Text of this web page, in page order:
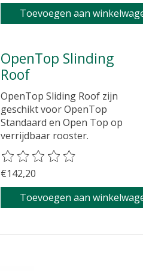
Toevoegen aan
OpenTop Slinding
Roof
OpenTop Sliding Roof zijn
geschikt voor OpenTop
Standaard en Open Top op
verrijdbaar rooster.
De beoordeling van dit
€142,20
Toevoegen aan